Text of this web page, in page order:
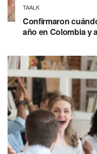
TAALK
Confirmaron
año en Colombia y